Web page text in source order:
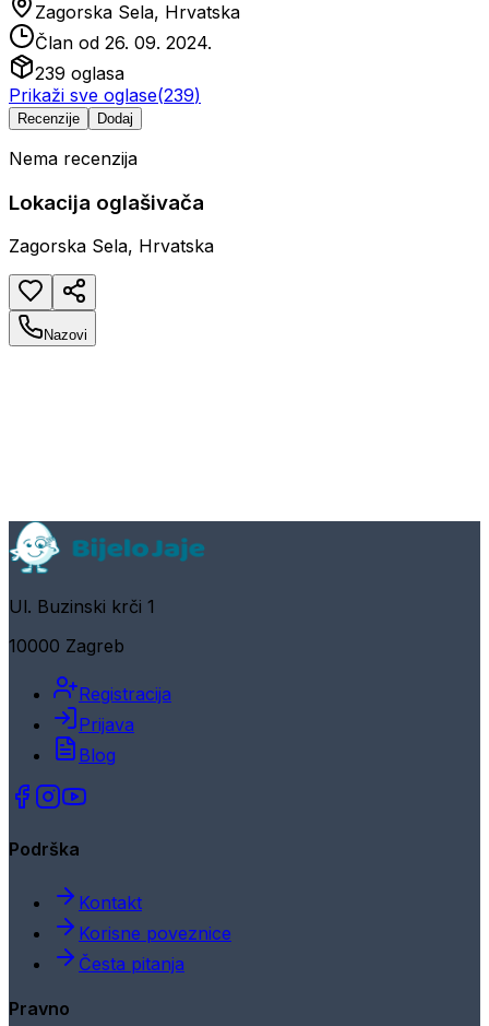
Zagorska Sela, Hrvatska
Član od 26. 09. 2024.
239 oglasa
Prikaži sve oglase(239)
Recenzije Dodaj
Nema recenzija
Lokacija oglašivača
Zagorska Sela, Hrvatska
Nazovi
Ul. Buzinski krči 1
10000 Zagreb
Registracija
Prijava
Blog
Podrška
Kontakt
Korisne poveznice
Česta pitanja
Pravno